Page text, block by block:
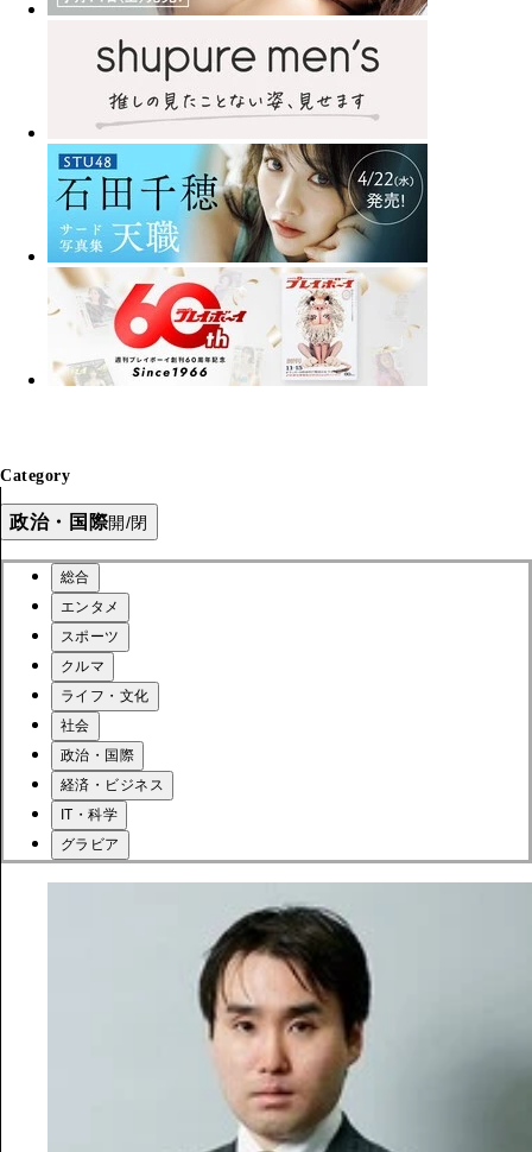
Category
政治・国際開/閉
総合
エンタメ
スポーツ
クルマ
ライフ・文化
社会
政治・国際
経済・ビジネス
IT・科学
グラビア